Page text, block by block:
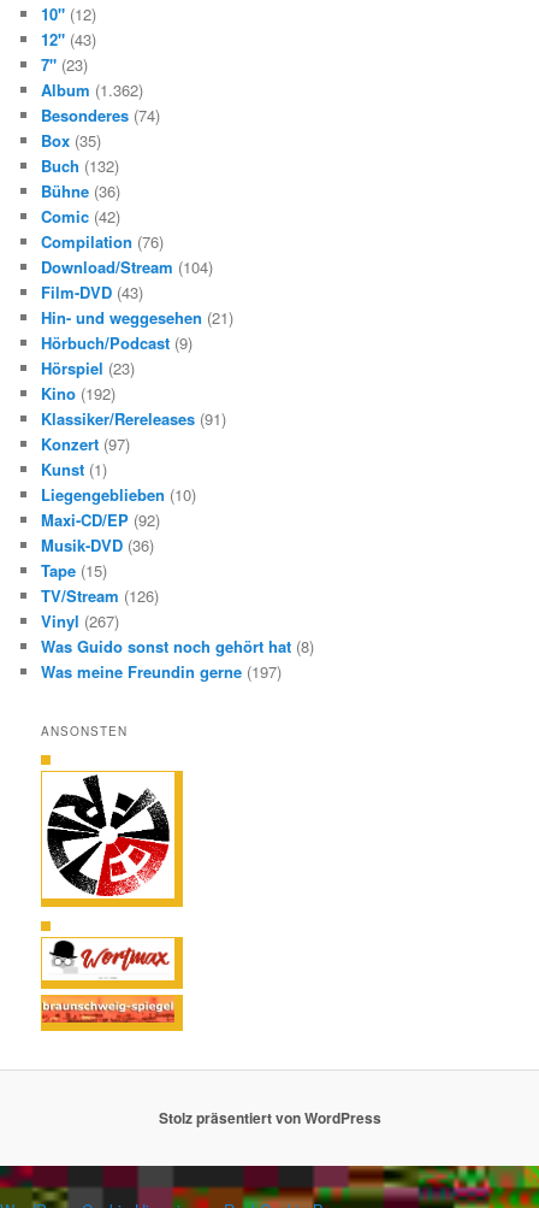
10" (12)
12" (43)
7" (23)
Album (1.362)
Besonderes (74)
Box (35)
Buch (132)
Bühne (36)
Comic (42)
Compilation (76)
Download/Stream (104)
Film-DVD (43)
Hin- und weggesehen (21)
Hörbuch/Podcast (9)
Hörspiel (23)
Kino (192)
Klassiker/Rereleases (91)
Konzert (97)
Kunst (1)
Liegengeblieben (10)
Maxi-CD/EP (92)
Musik-DVD (36)
Tape (15)
TV/Stream (126)
Vinyl (267)
Was Guido sonst noch gehört hat (8)
Was meine Freundin gerne (197)
ANSONSTEN
Stolz präsentiert von WordPress